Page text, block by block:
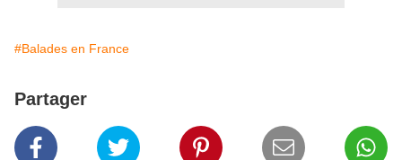
#Balades en France
Partager